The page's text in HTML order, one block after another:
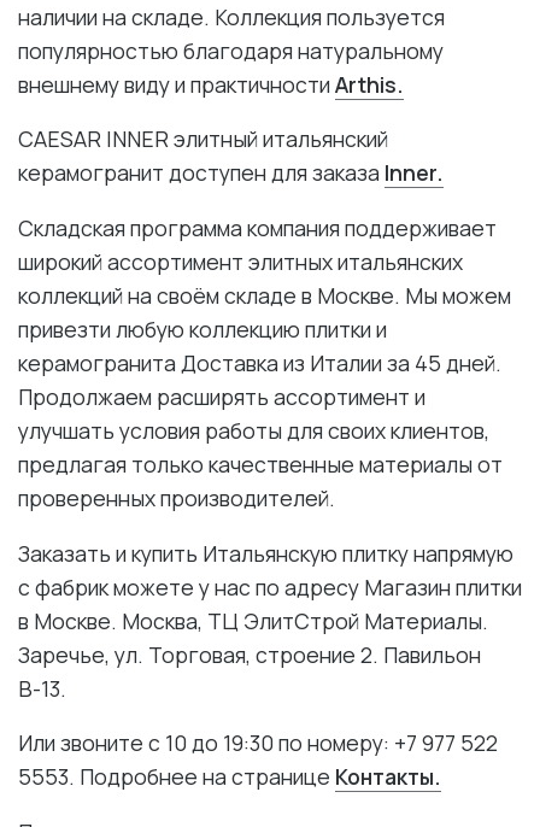
наличии на складе. Коллекция пользуется
популярностью благодаря натуральному
внешнему виду и практичности Arthis.
CAESAR INNER элитный итальянский
керамогранит доступен для заказа Inner.
Складская программа компания поддерживает
широкий ассортимент элитных итальянских
коллекций на своём складе в Москве. Мы можем
привезти любую коллекцию плитки и
керамогранита Доставка из Италии за 45 дней.
Продолжаем расширять ассортимент и
улучшать условия работы для своих клиентов,
предлагая только качественные материалы от
проверенных производителей.
Заказать и купить Итальянскую плитку напрямую
с фабрик можете у нас по адресу Магазин плитки
в Москве. Москва, ТЦ ЭлитСтрой Материалы.
Заречье, ул. Торговая, строение 2. Павильон
В-13.
Или звоните с 10 до 19:30 по номеру: +7 977 522
5553. Подробнее на странице Контакты.